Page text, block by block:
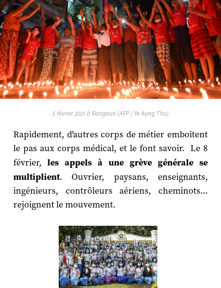
5 février 2021 à Rangoun (AFP / Ye Aung Thu)
Rapidement, d'autres corps de métier emboitent
le pas aux corps médical, et le font savoir. Le 8
février, les appels à une grève générale se
multiplient. Ouvrier, paysans, enseignants,
ingénieurs, contrôleurs aériens, cheminots...
rejoignent le mouvement.